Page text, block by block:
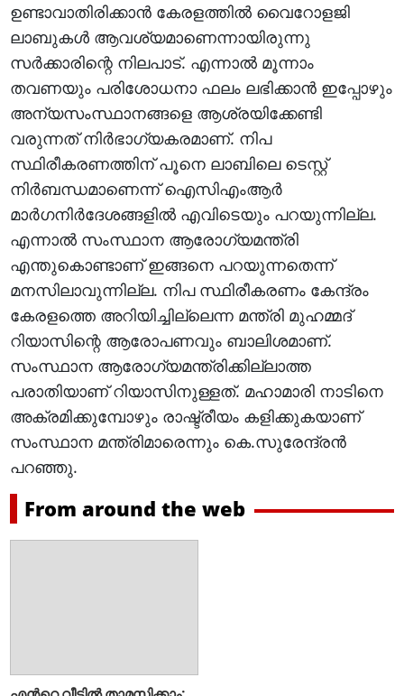
ഉണ്ടാവാതിരിക്കാൻ കേരളത്തിൽ വൈറോളജി
ലാബുകൾ ആവശ്യമാണെന്നായിരുന്നു
സർക്കാരിന്റെ നിലപാട്. എന്നാൽ മൂന്നാം
തവണയും പരിശോധനാ ഫലം ലഭിക്കാൻ ഇപ്പോഴും
അന്യസംസ്ഥാനങ്ങളെ ആശ്രയിക്കേണ്ടി
വരുന്നത് നിർഭാഗ്യകരമാണ്. നിപ
സ്ഥിരീകരണത്തിന് പൂനെ ലാബിലെ ടെസ്റ്റ്
നിർബന്ധമാണെന്ന് ഐസിഎംആർ
മാർഗനിർദേശങ്ങളിൽ എവിടെയും പറയുന്നില്ല.
എന്നാൽ സംസ്ഥാന ആരോഗ്യമന്ത്രി
എന്തുകൊണ്ടാണ് ഇങ്ങനെ പറയുന്നതെന്ന്
മനസിലാവുന്നില്ല. നിപ സ്ഥിരീകരണം കേന്ദ്രം
കേരളത്തെ അറിയിച്ചില്ലെന്ന മന്ത്രി മുഹമ്മദ്
റിയാസിന്റെ ആരോപണവും ബാലിശമാണ്.
സംസ്ഥാന ആരോഗ്യമന്ത്രിക്കില്ലാത്ത
പരാതിയാണ് റിയാസിനുള്ളത്. മഹാമാരി നാടിനെ
അക്രമിക്കുമ്പോഴും രാഷ്ട്രീയം കളിക്കുകയാണ്
സംസ്ഥാന മന്ത്രിമാരെന്നും കെ.സുരേന്ദ്രൻ
പറഞ്ഞു.
From around the web